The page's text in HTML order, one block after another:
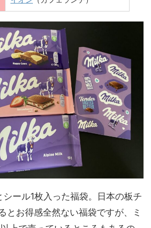
ール1枚入った福袋。日本の板チ
とお得感全然ない福袋ですが、ミ